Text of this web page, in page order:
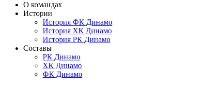
О командах
Истории
История ФК Динамо
История ХК Динамо
История РК Динамо
Составы
РК Динамо
ХК Динамо
ФК Динамо